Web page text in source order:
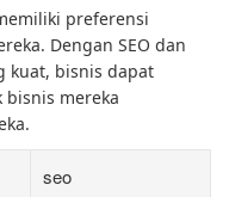
preferensi
Dengan SEO dan
kuat, bisnis dapat
mereka
seo